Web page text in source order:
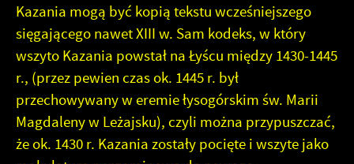
Kazania mogą być kopią tekstu wcześniejszego
sięgającego nawet XIII w. Sam kodeks, w który
wszyto Kazania powstał na Łyścu między 1430-1445
r., (przez pewien czas ok. 1445 r. był
przechowywany w eremie łysogórskim św. Marii
Magdaleny w Leżajsku), czyli można przypuszczać,
że ok. 1430 r. Kazania zostały pocięte i wszyte jako